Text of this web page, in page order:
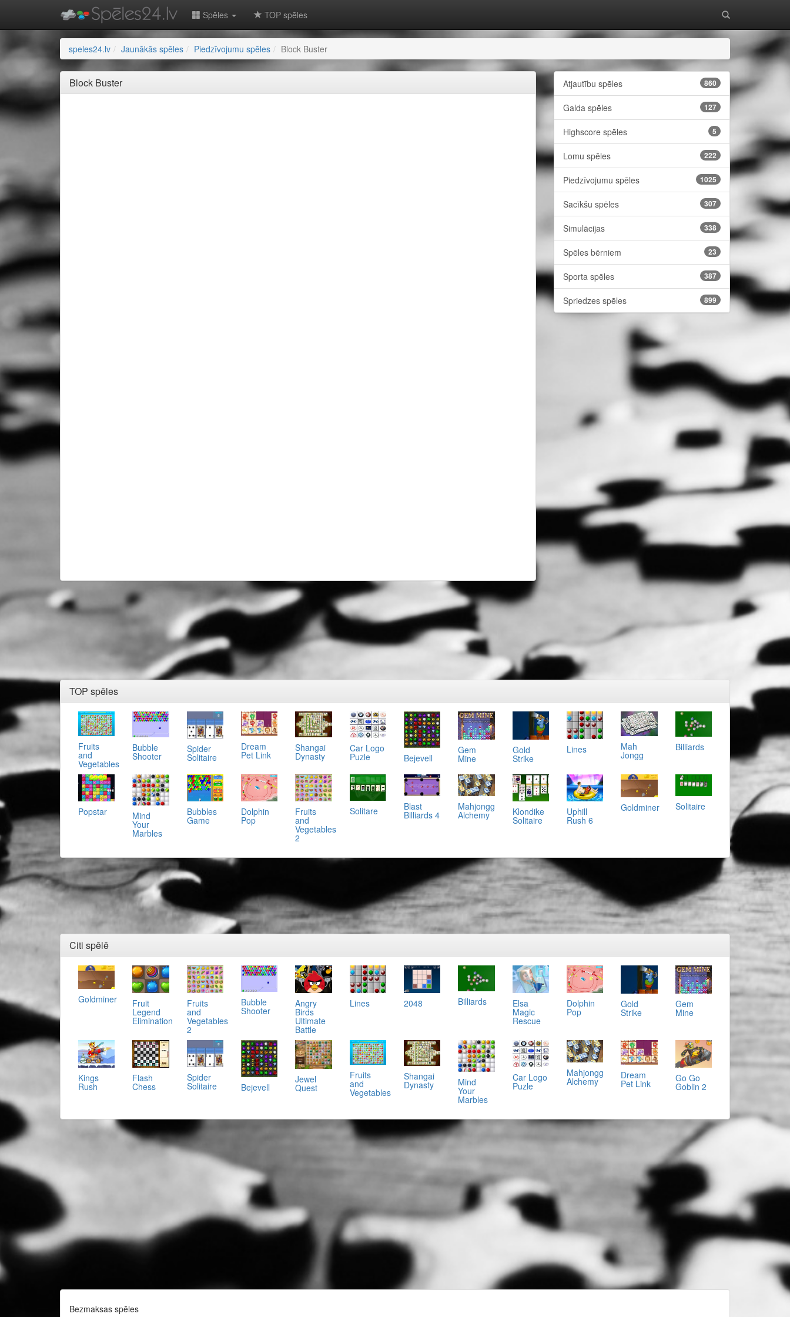
Spēles TOP spēles
speles24.lv Jaunākās spēles Piedzīvojumu spēles Block Buster
Block Buster Atjautību spēles 860
Galda spēles 127
Highscore spēles 5
Lomu spēles 222
Piedzīvojumu spēles 1025
Sacīkšu spēles 307
Simulācijas 338
Spēles bērniem 23
Sporta spēles 387
Spriedzes spēles 899
TOP spēles
Fruits
and
Vegetables
Bubble
Shooter
Spider
Solitaire
Dream
Pet Link
Shangai
Dynasty
Car Logo
Puzle Bejevell
Gem
Mine
Gold
Strike
Lines Mah
Jongg
Billiards
Popstar Mind
Your
Marbles
Bubbles
Game
Dolphin
Pop
Fruits
and
Vegetables
2
Solitare Blast
Billiards 4
Mahjongg
Alchemy Klondike
Solitaire
Uphill
Rush 6
Goldminer Solitaire
Citi spēlē
Goldminer Fruit
Legend
Elimination
Fruits
and
Vegetables
2
Bubble
Shooter
Angry
Birds
Ultimate
Battle
Lines 2048 Billiards Elsa
Magic
Rescue
Dolphin
Pop
Gold
Strike
Gem
Mine
Kings
Rush
Flash
Chess
Spider
Solitaire Bejevell
Jewel
Quest
Fruits
and
Vegetables
Shangai
Dynasty Mind
Your
Marbles
Car Logo
Puzle
Mahjongg
Alchemy
Dream
Pet Link Go Go
Goblin 2
Bezmaksas spēles